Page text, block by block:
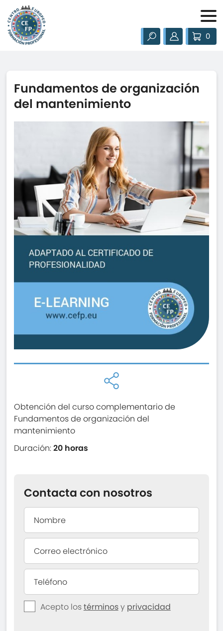
0
Fundamentos de organización
del mantenimiento
Obtención del curso complementario de
Fundamentos de organización del
mantenimiento
Duración:20 horas
Contacta con nosotros
Acepto lostérminosy privacidad